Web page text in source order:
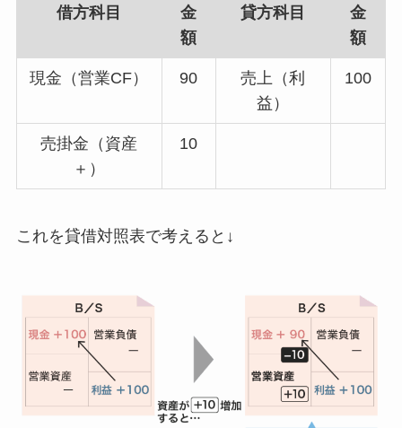
借方科目
金
額
貸方科目
金
額
現金（営業CF） 90
売上（利
益）
100
売掛金（資産
＋）
10
これを貸借対照表で考えると↓